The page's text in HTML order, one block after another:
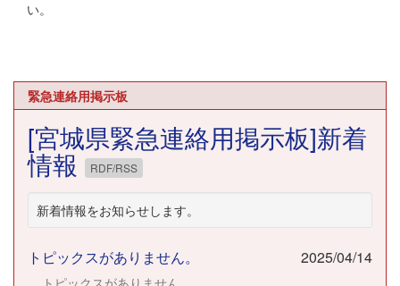
い。
緊急連絡用掲示板
[宮城県緊急連絡用掲示板]新着
情報 RDF/RSS
新着情報をお知らせします。
トピックスがありません。 2025/04/14
トピックスがありません。